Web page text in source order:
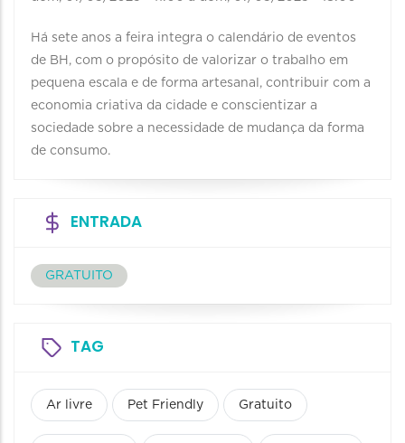
Há sete anos a feira integra o calendário de eventos
de BH, com o propósito de valorizar o trabalho em
pequena escala e de forma artesanal, contribuir com a
economia criativa da cidade e conscientizar a
sociedade sobre a necessidade de mudança da forma
de consumo.
ENTRADA
GRATUITO
TAG
Ar livre Pet Friendly Gratuito